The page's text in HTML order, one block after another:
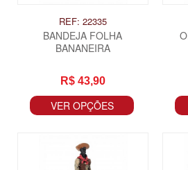
REF: 22335
BANDEJA FOLHA
BANANEIRA
R$ 43,90
VER OPÇÕES